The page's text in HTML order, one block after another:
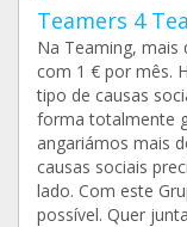
Teamers 4
Na Teaming, mais
com 1 € por mês.
tipo de causas
forma totalmente
angariámos mais
causas sociais
lado. Com este
possível. Quer